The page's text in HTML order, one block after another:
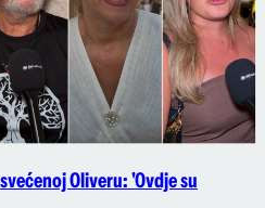
Oliveru: 'Ovdje su